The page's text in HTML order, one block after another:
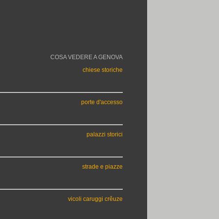
COSA VEDERE A GENOVA
chiese storiche
porte d'accesso
palazzi storici
strade e piazze
vicoli caruggi crêuze